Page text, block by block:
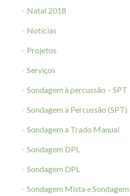
Natal 2018
Notícias
Projetos
Serviços
Sondagem à percussão – SPT
Sondagem à Percussão (SPT)
Sondagem a Trado Manual
Sondagem DPL
Sondagem DPL
Sondagem Mista e